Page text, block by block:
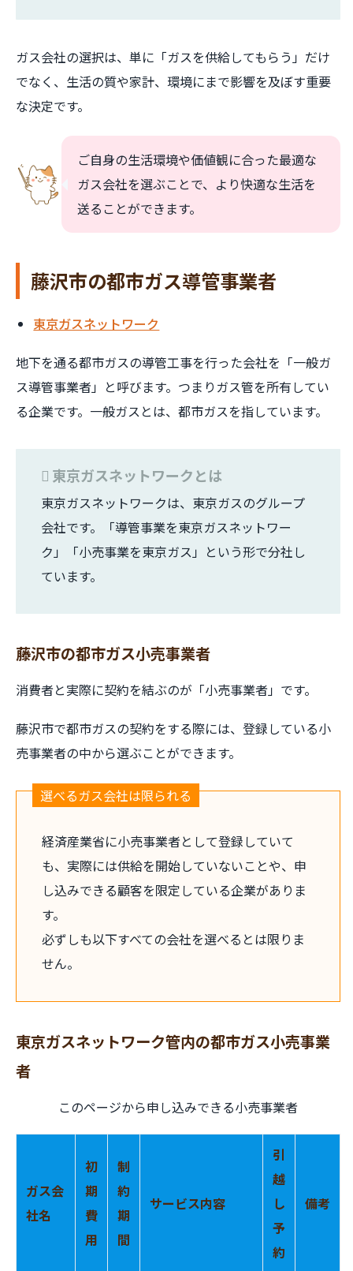
ガス会社の選択は、単に「ガスを供給してもらう」だけ
でなく、生活の質や家計、環境にまで影響を及ぼす重要
な決定です。
ご自身の生活環境や価値観に合った最適な
ガス会社を選ぶことで、より快適な生活を
送ることができます。
藤沢市の都市ガス導管事業者
東京ガスネットワーク
地下を通る都市ガスの導管工事を行った会社を「一般ガ
ス導管事業者」と呼びます。つまりガス管を所有してい
る企業です。一般ガスとは、都市ガスを指しています。
東京ガスネットワークとは
東京ガスネットワークは、東京ガスのグループ
会社です。「導管事業を東京ガスネットワー
ク」「小売事業を東京ガス」という形で分社し
ています。
藤沢市の都市ガス小売事業者
消費者と実際に契約を結ぶのが「小売事業者」です。
藤沢市で都市ガスの契約をする際には、登録している小
売事業者の中から選ぶことができます。
選べるガス会社は限られる
経済産業省に小売事業者として登録していて
も、実際には供給を開始していないことや、申
し込みできる顧客を限定している企業がありま
す。
必ずしも以下すべての会社を選べるとは限りま
せん。
東京ガスネットワーク管内の都市ガス小売事業
者
このページから申し込みできる小売事業者
ガス会
社名
初
期
費
用
制
約
期
間
サービス内容
引
越
し
予
約
備考